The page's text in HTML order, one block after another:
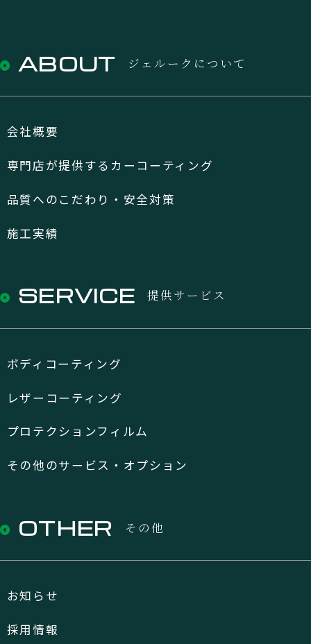
ABOUT ジェルークについて
会社概要
専門店が提供するカーコーティング
品質へのこだわり・安全対策
施工実績
SERVICE 提供サービス
ボディコーティング
レザーコーティング
プロテクションフィルム
その他のサービス・オプション
OTHER その他
お知らせ
採用情報